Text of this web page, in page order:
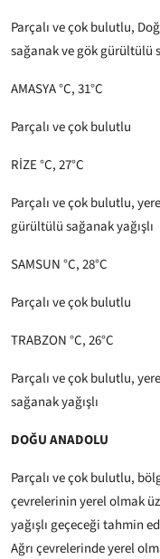
Parçalı ve çok bulutlu,
sağanak ve gök gürültülü
AMASYA °C, 31°C
Parçalı ve çok bulutlu
RİZE °C, 27°C
Parçalı ve çok bulutlu,
gürültülü sağanak yağışlı
SAMSUN °C, 28°C
Parçalı ve çok bulutlu
TRABZON °C, 26°C
Parçalı ve çok bulutlu,
sağanak yağışlı
DOĞU ANADOLU
Parçalı ve çok bulutlu,
çevrelerinin yerel olmak
yağışlı geçeceği tahmin
Ağrı çevrelerinde yerel